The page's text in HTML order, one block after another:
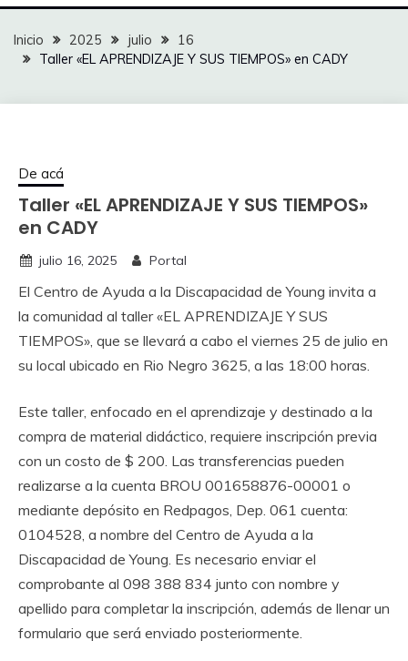
Inicio 2025 julio
16
Taller «EL APRENDIZAJE Y SUS TIEMPOS» en CADY
De acá
Taller «EL APRENDIZAJE Y SUS TIEMPOS»
en CADY
julio 16, 2025 Portal
El Centro de Ayuda a la Discapacidad de Young invita a
la comunidad al taller «EL APRENDIZAJE Y SUS
TIEMPOS», que se llevará a cabo el viernes 25 de julio en
su local ubicado en Rio Negro 3625, a las 18:00 horas.
Este taller, enfocado en el aprendizaje y destinado a la
compra de material didáctico, requiere inscripción previa
con un costo de $ 200. Las transferencias pueden
realizarse a la cuenta BROU 001658876-00001 o
mediante depósito en Redpagos, Dep. 061 cuenta:
0104528, a nombre del Centro de Ayuda a la
Discapacidad de Young. Es necesario enviar el
comprobante al 098 388 834 junto con nombre y
apellido para completar la inscripción, además de llenar un
formulario que será enviado posteriormente.